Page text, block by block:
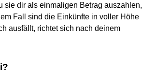
sie dir als einmaligen Betrag auszahlen,
Fall sind die Einkünfte in voller Höhe
ausfällt, richtet sich nach deinem